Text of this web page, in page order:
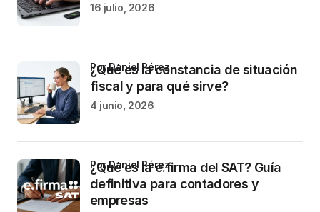
16 julio, 2026
¿Qué es la constancia de situación
fiscal y para qué sirve?
por Daniel Pérez
4 junio, 2026
¿Qué es la e.firma del SAT? Guía
definitiva para contadores y
empresas
por Daniel Pérez